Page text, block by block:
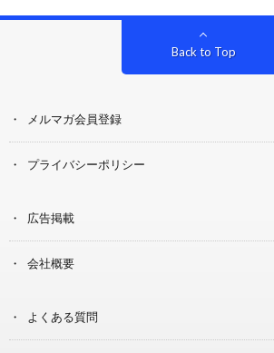
Back to Top
メルマガ会員登録
プライバシーポリシー
広告掲載
会社概要
よくある質問